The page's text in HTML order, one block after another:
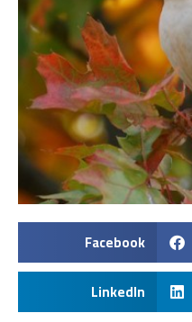
Facebook
LinkedIn